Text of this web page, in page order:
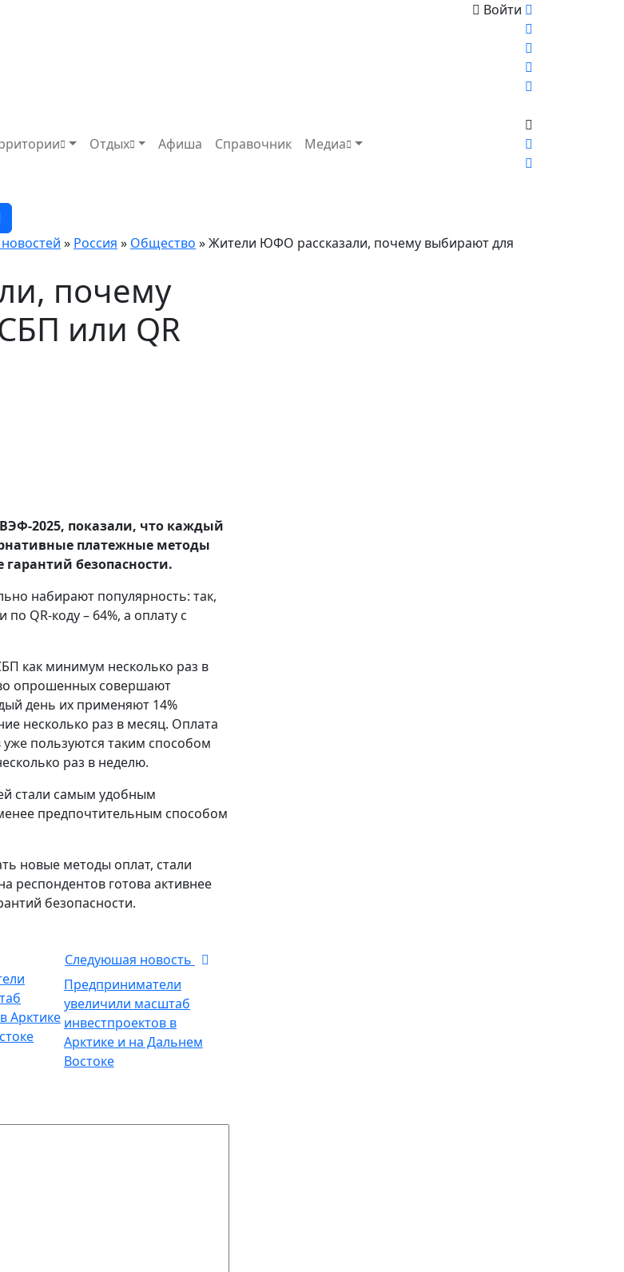
Войти
Отдых Афиша Справочник Медиа
» Россия » Общество » Жители ЮФО рассказали, почему выбирают для
почему
или QR
2025, показали, что каждый
платежные методы
безопасности.
набирают популярность: так,
QR‑коду – 64%, а оплату с
как минимум несколько раз в
опрошенных совершают
день их применяют 14%
несколько раз в месяц. Оплата
уже пользуются таким способом
раз в неделю.
стали самым удобным
предпочтительным способом
новые методы оплат, стали
респондентов готова активнее
безопасности.
Следуюшая новость
Предприниматели
увеличили масштаб
инвестпроектов в
Арктике и на Дальнем
Востоке